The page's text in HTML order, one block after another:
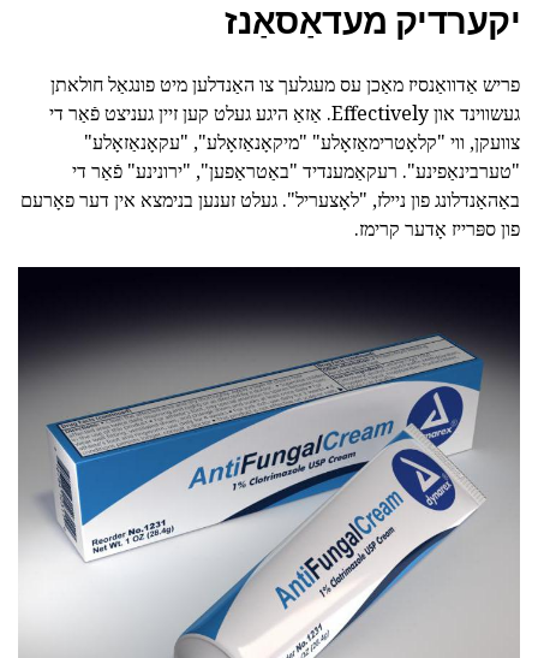
יקערדיק מעדאַסאַנז
פריש אַדוואַנסיז מאַכן עס מעגלעך צו האַנדלען מיט פונגאַל חולאתן
געשווינד און Effectively. אַזאַ היגע געלט קען זיין געניצט פֿאַר די
צוועקן, ווי "קלאָטרימאַזאָלע" "מיקאָנאַזאָלע", "עקאָנאַזאָלע"
"טערבינאַפינע". רעקאַמענדיד "באַטראַפען", "ירונינע" פֿאַר די
באַהאַנדלונג פון ניילז, "לאָצעריל". געלט זענען בנימצא אין דער פאָרעם
פון ספּרייז אָדער קרימז.